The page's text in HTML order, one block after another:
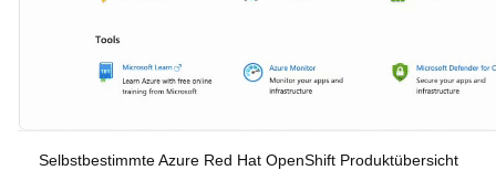
Selbstbestimmte Azure Red Hat OpenShift Produktübersicht